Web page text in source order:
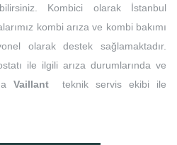
Kombici olarak İstanbul
kombi arıza ve kombi bakımı
olarak destek sağlamaktadır.
ile ilgili arıza durumlarında ve
Vaillantteknik servis ekibi ile